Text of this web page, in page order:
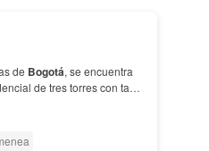
de Bogotá, se encuentra
de tres torres con tan